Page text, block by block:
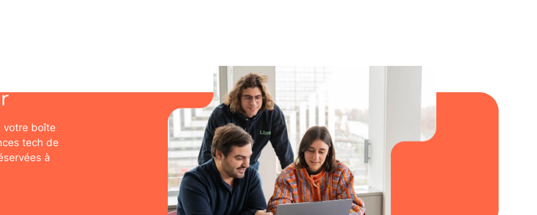
votre boîte
tech de
à